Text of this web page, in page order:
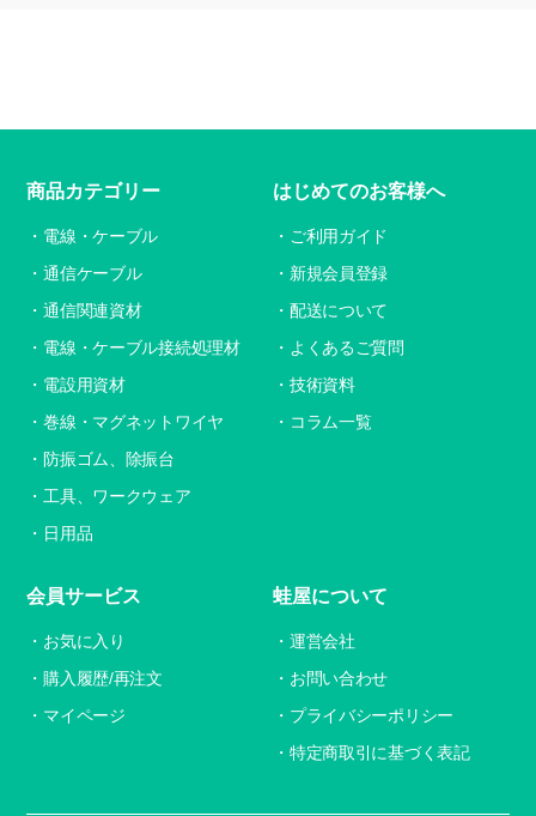
商品カテゴリー
電線・ケーブル
通信ケーブル
通信関連資材
電線・ケーブル接続処理材
電設用資材
巻線・マグネットワイヤ
防振ゴム、除振台
工具、ワークウェア
日用品
はじめてのお客様へ
ご利用ガイド
新規会員登録
配送について
よくあるご質問
技術資料
コラム一覧
会員サービス
お気に入り
購入履歴/再注文
マイページ
蛙屋について
運営会社
お問い合わせ
プライバシーポリシー
特定商取引に基づく表記